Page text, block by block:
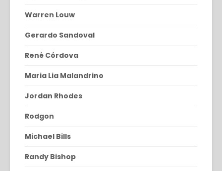
Warren Louw
Gerardo Sandoval
René Córdova
Maria Lia Malandrino
Jordan Rhodes
Rodgon
Michael Bills
Randy Bishop